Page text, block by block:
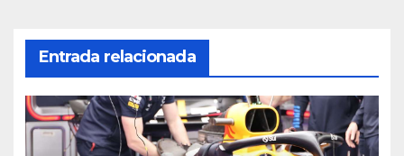
Entrada relacionada